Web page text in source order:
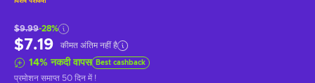
$9.99-28%
$7.19 कीमत अंतिम नहीं है
14%नकदी वापस Best cashback
प्रमोशन समाप्त 50 दिन में!